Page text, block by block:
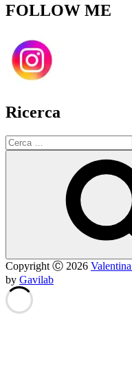
FOLLOW ME
Ricerca
Cerca:
Copyright Ⓒ 2026
by Gavilab